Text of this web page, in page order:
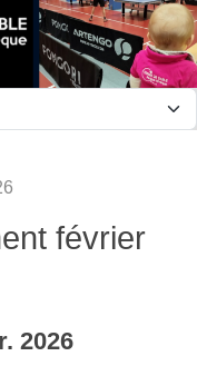
février
2026